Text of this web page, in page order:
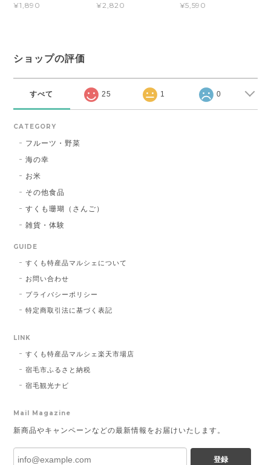
¥1,890
¥2,820
¥5,590
ショップの評価
すべて 25 1 0
CATEGORY
フルーツ・野菜
海の幸
お米
その他食品
すくも珊瑚（さんご）
雑貨・体験
GUIDE
すくも特産品マルシェについて
お問い合わせ
プライバシーポリシー
特定商取引法に基づく表記
LINK
すくも特産品マルシェ楽天市場店
宿毛市ふるさと納税
宿毛観光ナビ
Mail Magazine
新商品やキャンペーンなどの最新情報をお届けいたします。
登録